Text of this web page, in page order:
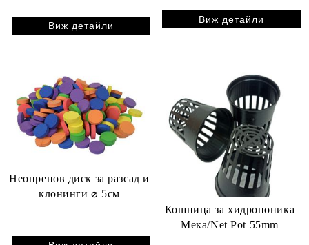
Виж детайли
Виж детайли
Неопренов диск за разсад и
клонинги ⌀ 5см
Кошница за хидропоника
Мека/Net Pot 55mm